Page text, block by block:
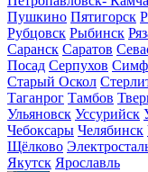
Пушкино Пятигорск
Рубцовск Рыбинск
Саранск Саратов
Посад Серпухов
Старый Оскол
Таганрог Тамбов
Ульяновск Уссурийск
Чебоксары Челябинск
Щёлково
Якутск Ярославль